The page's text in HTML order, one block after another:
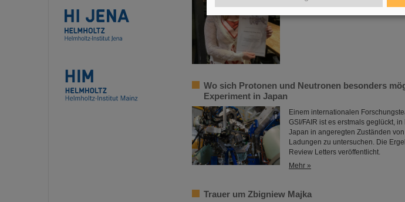
Wo sich Protonen und Neutronen besonders
Experiment in Japan
Einem internationalen
GSI/FAIR ist es erstmals geglückt,
Japan in angeregten Zuständen
Ladungen zu untersuchen. Die
Review Letters veröffentlicht.
Mehr »
Trauer um Zbigniew Majka